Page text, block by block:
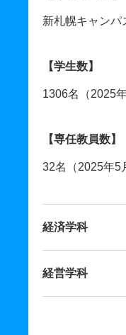
新札幌キャンパ
【学生数】
1306名（2025
【専任教員数】
32名（2025年5
経済学科
経営学科